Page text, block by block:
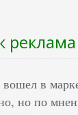
реклама
в
но по